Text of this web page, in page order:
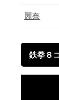
麗奈
鉄拳８